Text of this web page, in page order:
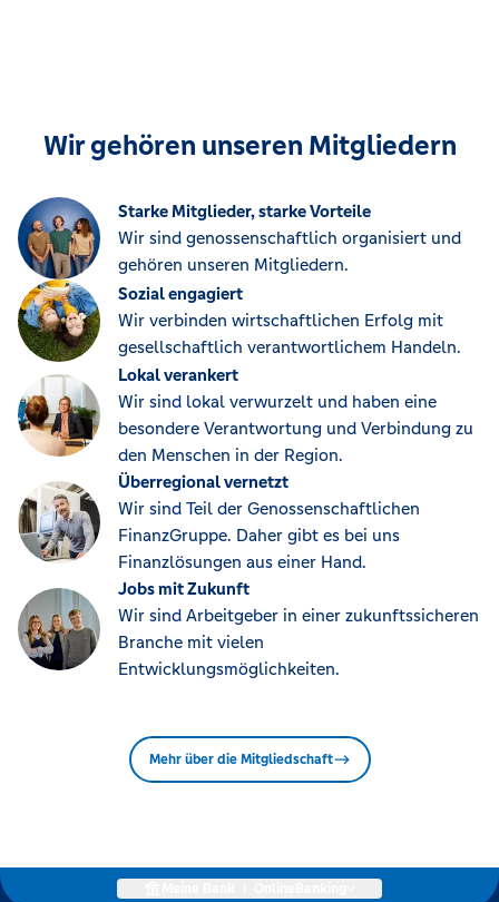
Wir gehören unseren Mitgliedern
Starke Mitglieder, starke Vorteile
Wir sind genossenschaftlich organisiert und
gehören unseren Mitgliedern.
Sozial engagiert
Wir verbinden wirtschaftlichen Erfolg mit
gesellschaftlich verantwortlichem Handeln.
Lokal verankert
Wir sind lokal verwurzelt und haben eine
besondere Verantwortung und Verbindung zu
den Menschen in der Region.
Überregional vernetzt
Wir sind Teil der Genossenschaftlichen
FinanzGruppe. Daher gibt es bei uns
Finanzlösungen aus einer Hand.
Jobs mit Zukunft
Wir sind Arbeitgeber in einer zukunftssicheren
Branche mit vielen
Entwicklungsmöglichkeiten.
Mehr über die Mitgliedschaft